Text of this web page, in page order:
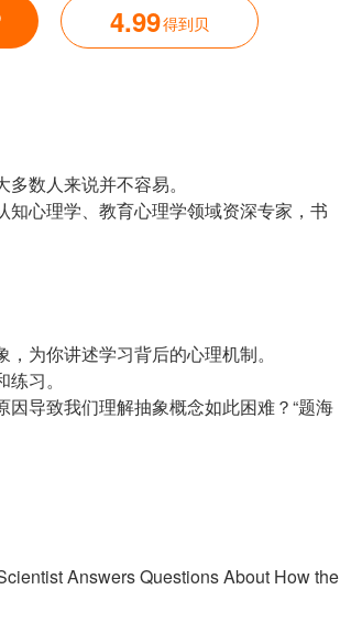
4.99得到贝
数人来说并不容易。
知心理学、教育心理学领域资深专家，书
为你讲述学习背后的心理机制。
习。
导致我们理解抽象概念如此困难？“题海
Answers Questions About How the